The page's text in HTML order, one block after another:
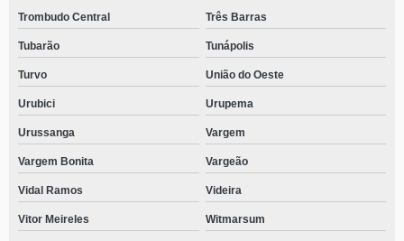
Trombudo Central Três Barras
Tubarão Tunápolis
Turvo União do Oeste
Urubici Urupema
Urussanga Vargem
Vargem Bonita Vargeão
Vidal Ramos Videira
Vitor Meireles Witmarsum